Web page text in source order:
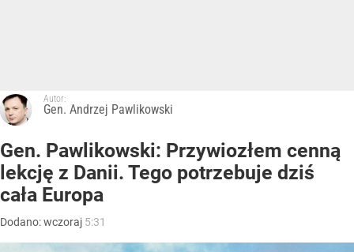
Autor:
Gen. Andrzej Pawlikowski
Gen. Pawlikowski: Przywiozłem cenną
lekcję z Danii. Tego potrzebuje dziś
cała Europa
Dodano:wczoraj 5:31